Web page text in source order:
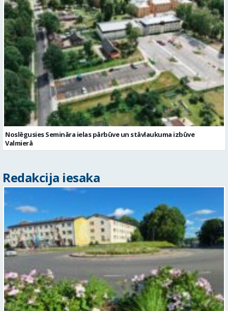
Noslēgusies Semināra ielas pārbūve un stāvlaukuma izbūve
Valmierā
Redakcija iesaka